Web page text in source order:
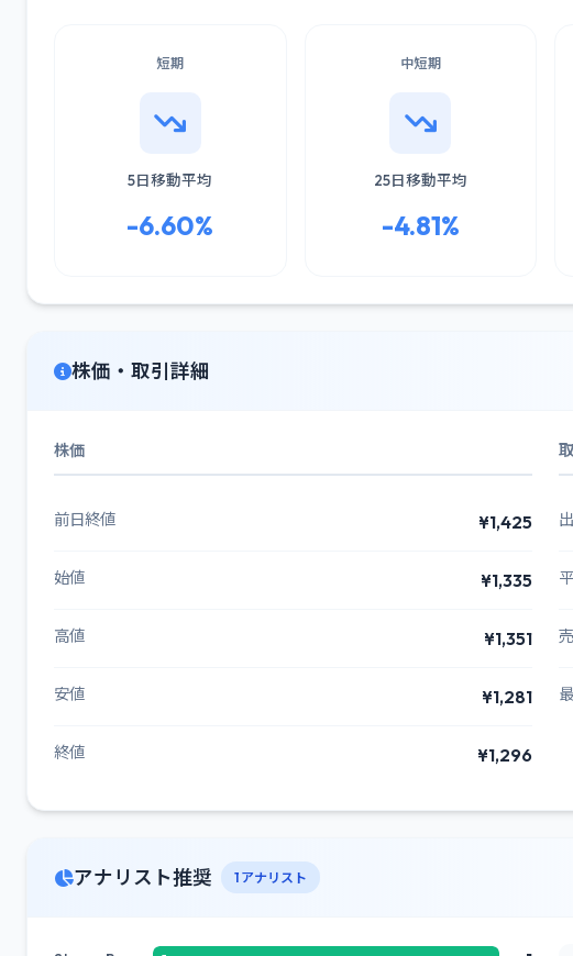
短期
5日移動平均
-6.60%
中短期
25日移動平均
-4.81%
株価・取引詳細
株価
前日終値 ¥1,425
始値 ¥1,335
高値 ¥1,351
安値 ¥1,281
終値 ¥1,296
アナリスト推奨 1 アナリスト